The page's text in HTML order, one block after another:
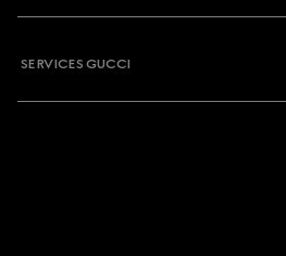
SERVICES GUCCI